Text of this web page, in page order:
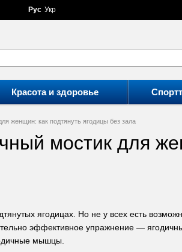
Рус Укр
Красота и здоровье
женщин: как подтянуть ягодицы без зала
мостик для
ягодицах. Но не у всех есть
эффективное упражнение —
мышцы.